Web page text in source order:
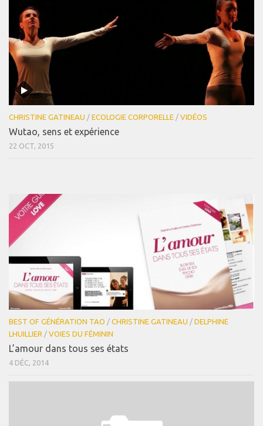
CHRISTINE GATINEAU / ECOLOGIE CORPORELLE / VIDÉOS
Wutao, sens et expérience
22 OCT, 2015
BEST OF GÉNÉRATION TAO / CHRISTINE GATINEAU / DELPHINE
LHUILLIER / VOIES DU FÉMININ
L’amour dans tous ses états
4 DÉC, 2014